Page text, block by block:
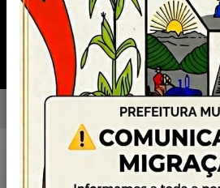
LICITAÇÕES
Licitações